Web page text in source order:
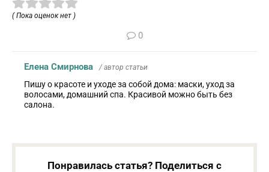
( Пока оценок нет )
0
Елена Смирнова / автор статьи
Пишу о красоте и уходе за собой дома: маски, уход за
волосами, домашний спа. Красивой можно быть без
салона.
Понравилась статья? Поделиться с